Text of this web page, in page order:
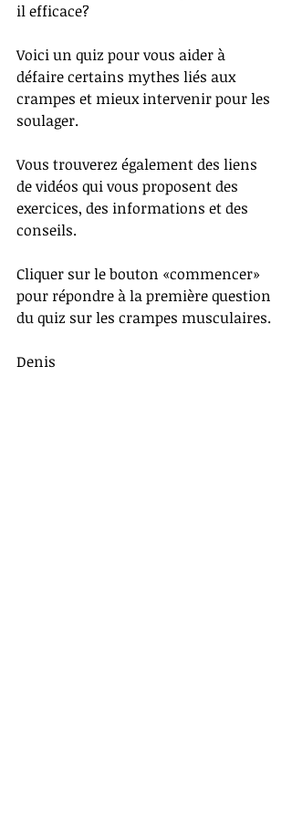
il efficace?
Voici un quiz pour vous aider à
défaire certains mythes liés aux
crampes et mieux intervenir pour les
soulager.
Vous trouverez également des liens
de vidéos qui vous proposent des
exercices, des informations et des
conseils.
Cliquer sur le bouton «commencer»
pour répondre à la première question
du quiz sur les crampes musculaires.
Denis